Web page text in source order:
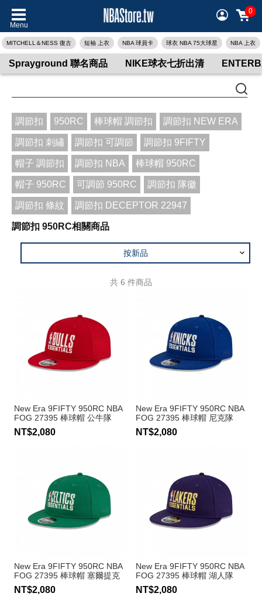
Menu
0
MITCHELL＆NESS 復古 短袖 上衣 NBA 球員卡 球衣 NBA 75大球星 NBA 上衣
Sprayground 聯名商品 NIKE球衣七折出清
調節扣 950RC 棒球帽 調節扣 調節扣 NEW ERA
調節扣 刺繡 調節扣 可調節 調節扣 9FIFTY
帽子 調節扣 調節扣 NBA 棒球帽 950RC
帽子 950RC 可調節 950RC 調節扣 隊徽
調節扣 條紋 調節扣 DECEPTOR 22947
調節扣 950RC相關商品
按新品
共 6 件商品
New Era 9FIFTY 950RC NBA
FOG 27395 棒球帽 公牛隊
NT$2,080
New Era 9FIFTY 950RC NBA
FOG 27395 棒球帽 尼克隊
NT$2,080
New Era 9FIFTY 950RC NBA
FOG 27395 棒球帽 塞爾提克
隊
NT$2,080
New Era 9FIFTY 950RC NBA
FOG 27395 棒球帽 湖人隊
NT$2,080